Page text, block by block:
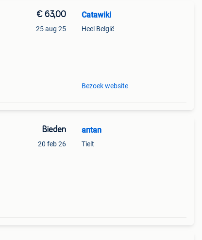
€ 63,00
25 aug 25
Catawiki
Heel België
Bezoek website
Bieden
20 feb 26
antan
Tielt